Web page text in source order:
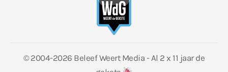
© 2004-2026 Beleef Weert Media - Al 2 x 11 jaar de